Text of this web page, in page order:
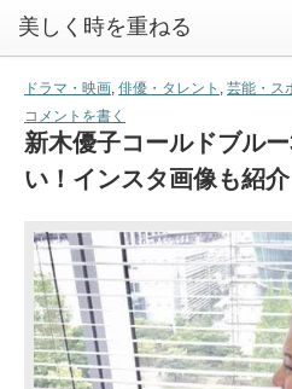
美しく時を重ねる
ドラマ・映画, 俳優・タレント , 芸能・ス
コメントを書く
新木優子コールドブル
い！インスタ画像も紹